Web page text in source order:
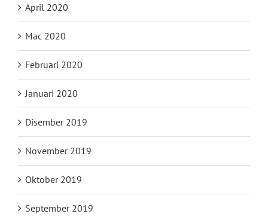
April 2020
Mac 2020
Februari 2020
Januari 2020
Disember 2019
November 2019
Oktober 2019
September 2019